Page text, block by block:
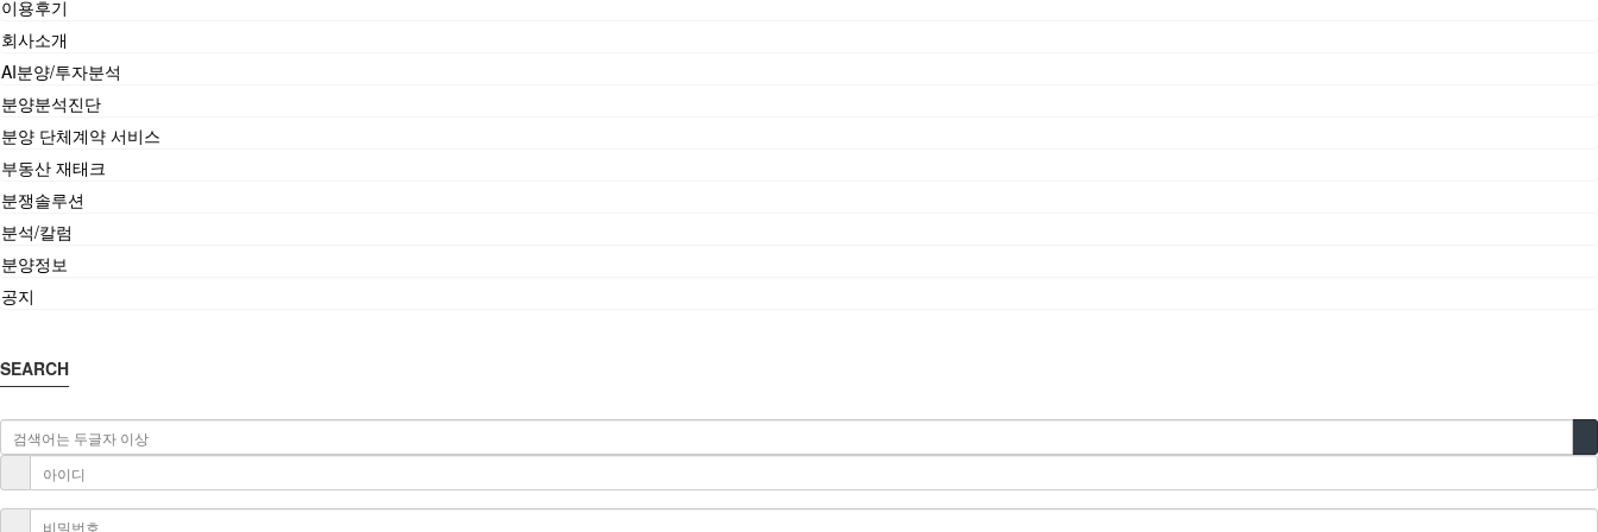
이용후기
회사소개
AI분양/투자분석
분양분석진단
분양 단체계약 서비스
부동산 재태크
분쟁솔루션
분석/칼럼
분양정보
공지
SEARCH